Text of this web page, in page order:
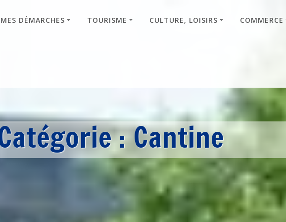
MES DÉMARCHES TOURISME CULTURE, LOISIRS COMMERCE
:Cantine